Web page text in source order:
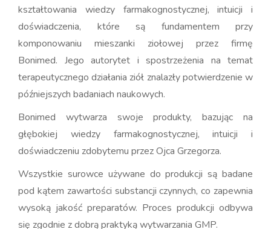
kształtowania wiedzy farmakognostycznej, intuicji i
doświadczenia, które są fundamentem przy
komponowaniu mieszanki ziołowej przez firmę
Bonimed. Jego autorytet i spostrzeżenia na temat
terapeutycznego działania ziół znalazły potwierdzenie w
późniejszych badaniach naukowych.
Bonimed wytwarza swoje produkty, bazując na
głębokiej wiedzy farmakognostycznej, intuicji i
doświadczeniu zdobytemu przez Ojca Grzegorza.
Wszystkie surowce używane do produkcji są badane
pod kątem zawartości substancji czynnych, co zapewnia
wysoką jakość preparatów. Proces produkcji odbywa
się zgodnie z dobrą praktyką wytwarzania GMP.